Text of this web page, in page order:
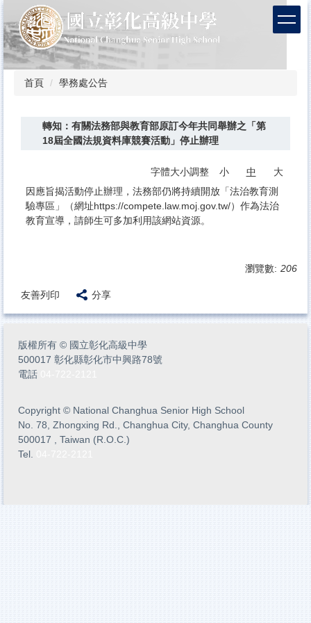
到
主
要
內
首頁 學務處公告
轉知：有關法務部與教育部原訂今年共同舉辦之「第
18屆全國法規資料庫競賽活動」停止辦理
字體大小調整 小 中
大
因應旨揭活動停止辦理，法務部仍將持續開放「法治教育測
驗專區」（網址https://compete.law.moj.gov.tw/）作為法治
教育宣導，請師生可多加利用該網站資源。
瀏覽數: 206
友善列印 分享
版權所有 © 國立彰化高級中學
500017 彰化縣彰化市中興路78號
電話
Copyright © National Changhua Senior High School
No. 78, Zhongxing Rd., Changhua City, Changhua County
500017 , Taiwan (R.O.C.)
Tel.